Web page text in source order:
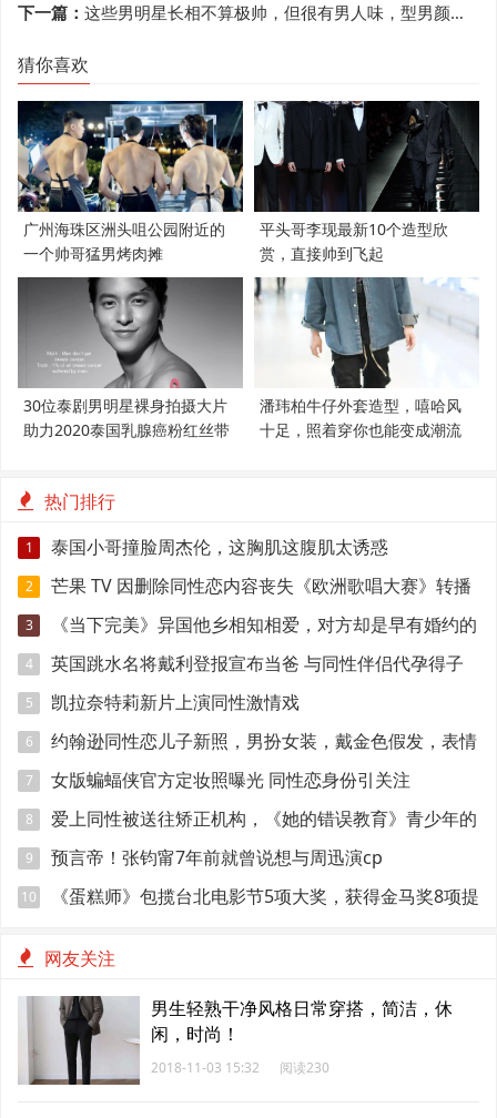
下一篇： 这些男明星长相不算极帅，但很有男人味，型男颜还有人吃吗？
猜你喜欢
广州海珠区洲头咀公园附近的
一个帅哥猛男烤肉摊
平头哥李现最新10个造型欣
赏，直接帅到飞起
30位泰剧男明星裸身拍摄大片
助力2020泰国乳腺癌粉红丝带
潘玮柏牛仔外套造型，嘻哈风
十足，照着穿你也能变成潮流
热门排行
1 泰国小哥撞脸周杰伦，这胸肌这腹肌太诱惑
2
芒果 TV 因删除同性恋内容丧失《欧洲歌唱大赛》转播
权
3
《当下完美》异国他乡相知相爱，对方却是早有婚约的
准爸爸！
4 英国跳水名将戴利登报宣布当爸 与同性伴侣代孕得子
5 凯拉奈特莉新片上演同性激情戏
6
约翰逊同性恋儿子新照，男扮女装，戴金色假发，表情
妩媚
7 女版蝙蝠侠官方定妆照曝光 同性恋身份引关注
8
爱上同性被送往矫正机构，《她的错误教育》青少年的
悲伤与错误
9 预言帝！张钧甯7年前就曾说想与周迅演cp
10
《蛋糕师》包揽台北电影节5项大奖，获得金马奖8项提
网友关注
男生轻熟干净风格日常穿搭，简洁，休
闲，时尚！
2018-11-03 15:32 阅读230